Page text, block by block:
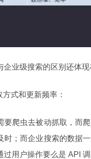
企业级搜索的区别还体现
式和更新频率：
要爬虫去被动抓取，而
时；而企业搜索的数据
过用户操作要么是 API